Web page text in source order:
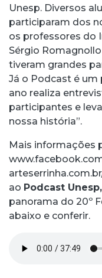
Unesp. Diversos
participaram dos
os professores do
Sérgio
tiveram grandes
Já o Podcast é
ano realiza
participantes e
nossa história”.
Mais informações
ao Podcast Unesp,
panorama do 20º
abaixo e conferir.